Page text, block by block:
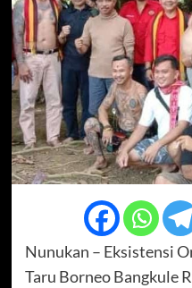
Nunukan – Eksistensi
Taru Borneo Bangkule